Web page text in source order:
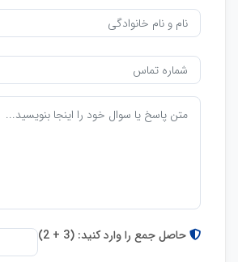
حاصل جمع را وارد کنید: (3 + 2)